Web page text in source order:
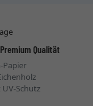
Qualität
Papier
UV-Schutz